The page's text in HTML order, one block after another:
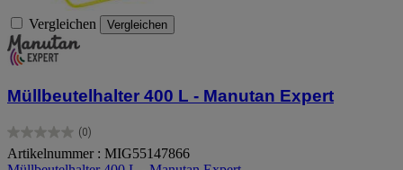
Vergleichen Vergleichen
Müllbeutelhalter 400 L - Manutan Expert
(0)
0.0
von
Artikelnummer : MIG55147866